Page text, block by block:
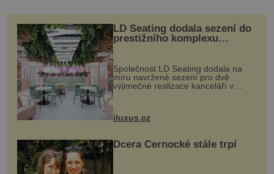
LD Seating dodala sezení do
prestižního komplexu
MediaCityUK v Salfordu
Společnost LD Seating dodala na
míru navržené sezení pro dvě
výjimečné realizace kanceláří v
areálu MediaCityUK v anglickém
budov Media...
iluxus.cz
Dcera Černocké stále trpí